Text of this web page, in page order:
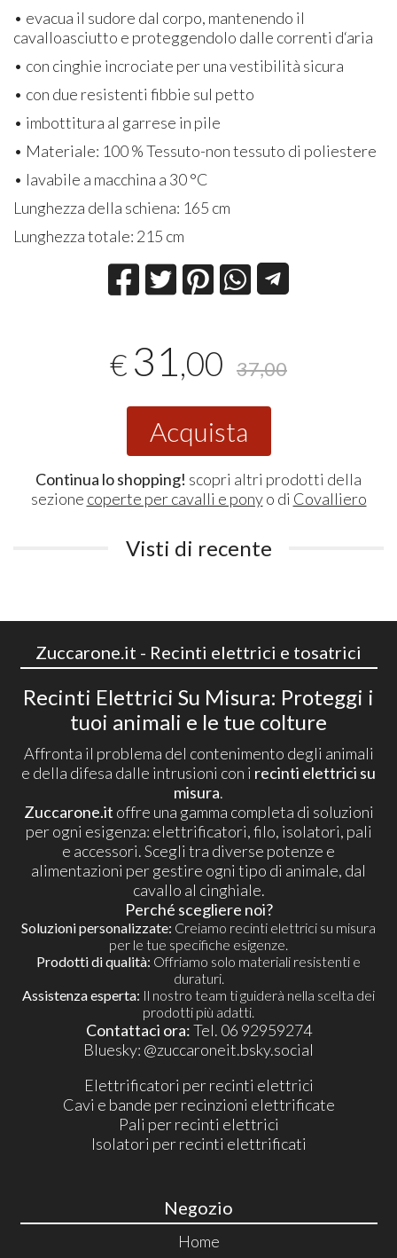
• evacua il sudore dal corpo, mantenendo il
cavalloasciutto e proteggendolo dalle correnti d‘aria
• con cinghie incrociate per una vestibilità sicura
• con due resistenti fibbie sul petto
• imbottitura al garrese in pile
• Materiale: 100 % Tessuto-non tessuto di poliestere
• lavabile a macchina a 30 °C
Lunghezza della schiena: 165 cm
Lunghezza totale: 215 cm
€ 31 ,00 37,00
Acquista
Continua lo shopping! scopri altri prodotti della
sezione coperte per cavalli e ponyo di Covalliero
Visti di recente
Zuccarone.it - Recinti elettrici e tosatrici
Recinti Elettrici Su Misura: Proteggi i
tuoi animali e le tue colture
Affronta il problema del contenimento degli animali
e della difesa dalle intrusioni con i recinti elettrici su
misura.
Zuccarone.it offre una gamma completa di soluzioni
per ogni esigenza: elettrificatori, filo, isolatori, pali
e accessori. Scegli tra diverse potenze e
alimentazioni per gestire ogni tipo di animale, dal
cavallo al cinghiale.
Perché scegliere noi?
Soluzioni personalizzate: Creiamo recinti elettrici su misura
per le tue specifiche esigenze.
Prodotti di qualità: Offriamo solo materiali resistenti e
duraturi.
Assistenza esperta: Il nostro team ti guiderà nella scelta dei
prodotti più adatti.
Contattaci ora:Tel. 06 92959274
​Bluesky: @zuccaroneit.bsky.social
Elettrificatori per recinti elettrici
Cavi e bande per recinzioni elettrificate
Pali per recinti elettrici
Isolatori per recinti elettrificati
Negozio
Home